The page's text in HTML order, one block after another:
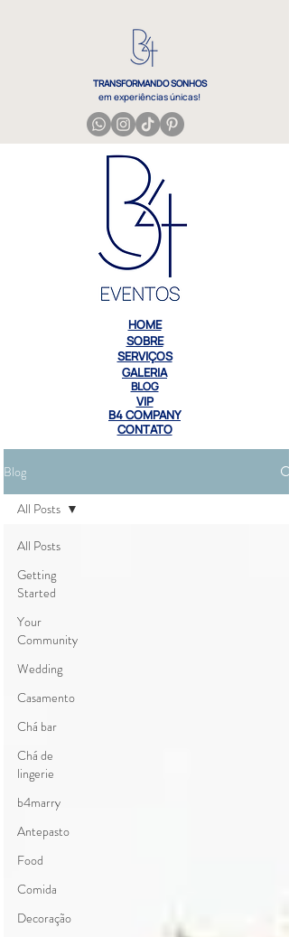
TRANSFORMANDO SONHOS
em experiências únicas!
eventos pré casamento despedida noivado
HOME
SOBRE
SERVIÇOS
GALERIA
BLOG
VIP
B4 COMPANY
CONTATO
Blog
All Posts
Getting
Started
Your
Community
Wedding
Casamento
Chá bar
Chá de
lingerie
b4marry
Antepasto
Food
Comida
Decoração
All Posts